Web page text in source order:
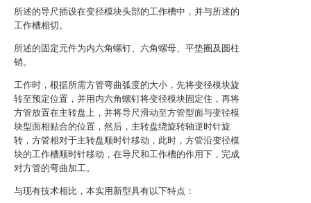
所述的导尺插设在变径模块头部的工作槽中，并与所述的
工作槽相切。
所述的固定元件为内六角螺钉、六角螺母、平垫圈及圆柱
销。
工作时，根据所需方管弯曲弧度的大小，先将变径模块旋
转至预定位置，并用内六角螺钉将变径模块固定住，再将
方管放置在主转盘上，并将导尺滑动至方管型面与变径模
块型面相贴合的位置，然后，主转盘绕旋转轴逆时针旋
转，方管相对于主转盘顺时针移动，此时，方管沿变径模
块的工作槽顺时针移动，在导尺和工作槽的作用下，完成
对方管的弯曲加工。
与现有技术相比，本实用新型具有以下特点：